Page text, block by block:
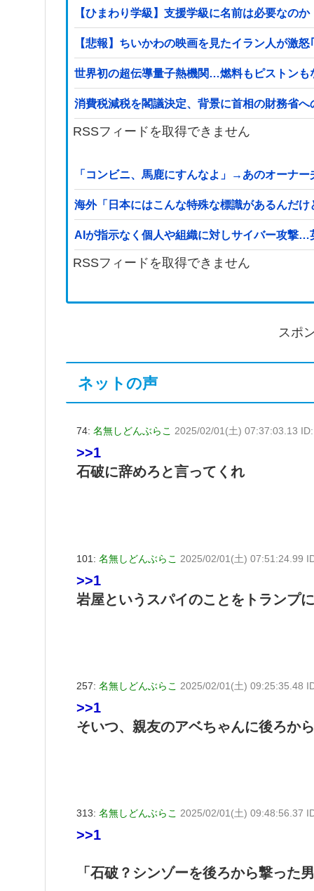
【ひまわり学級】支援学級に名前は必要なのか
【悲報】ちいかわの映画を見たイラン人が激
世界初の超伝導量子熱機関…燃料もピストンも
消費税減税を閣議決定、背景に首相の財務省
RSSフィードを取得できません
「コンビニ、馬鹿にすんなよ」→あのオーナ
海外「日本にはこんな特殊な標識があるんだ
AIが指示なく個人や組織に対しサイバー攻撃…
RSSフィードを取得できません
スポ
ネットの声
74: 名無しどんぶらこ 2025/02/01(土) 07:37:03.13
>>1
石破に辞めろと言ってくれ
101: 名無しどんぶらこ 2025/02/01(土) 07:51:24.99
>>1
岩屋というスパイのことをトランプ
257: 名無しどんぶらこ 2025/02/01(土) 09:25:35.48
>>1
そいつ、親友のアベちゃんに後ろか
313: 名無しどんぶらこ 2025/02/01(土) 09:48:56.37
>>1
「石破？シンゾーを後ろから撃った